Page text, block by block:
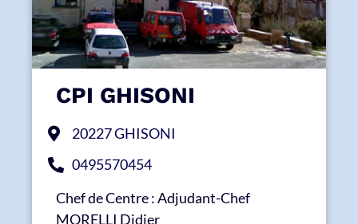
CPI GHISONI
20227 GHISONI
0495570454
Chef de Centre : Adjudant-Chef
MORELLI Didier